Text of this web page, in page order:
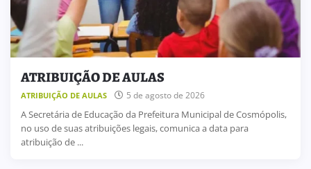
ATRIBUIÇÃO DE AULAS
ATRIBUIÇÃO DE AULAS 5 de agosto de 2026
A Secretária de Educação da Prefeitura Municipal de Cosmópolis,
no uso de suas atribuições legais, comunica a data para
atribuição de ...